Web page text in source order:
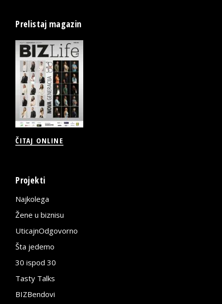
Prelistaj magazin
ČITAJ ONLINE
Projekti
Najkolega
Žene u biznisu
UticajnOdgovorno
Šta jedemo
30 ispod 30
Tasty Talks
BIZBendovi